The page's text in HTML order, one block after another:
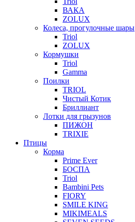
ВАКА
ZOLUX
Колеса, прогулочные шары
Triol
ZOLUX
Кормушки
Triol
Gamma
Поилки
TRIOL
Чистый Котик
Бриллиант
Лотки для грызунов
ПИЖОН
TRIXIE
Птицы
Корма
Prime Ever
БОСПА
Triol
Bambini Pets
FIORY
SMILE KING
MIKIMEALS